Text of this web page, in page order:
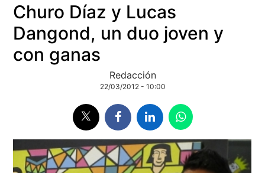
Churo Díaz y Lucas
Dangond, un duo joven y
con ganas
Redacción
22/03/2012 - 10:00